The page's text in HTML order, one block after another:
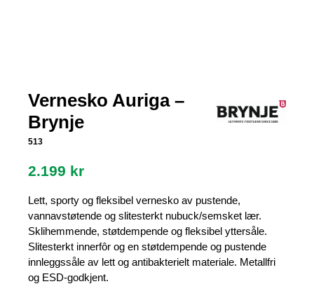
Vernesko Auriga –
Brynje
513
2.199 kr
Lett, sporty og fleksibel vernesko av pustende,
vannavstøtende og slitesterkt nubuck/semsket lær.
Sklihemmende, støtdempende og fleksibel yttersåle.
Slitesterkt innerfôr og en støtdempende og pustende
innleggssåle av lett og antibakterielt materiale. Metallfri
og ESD-godkjent.